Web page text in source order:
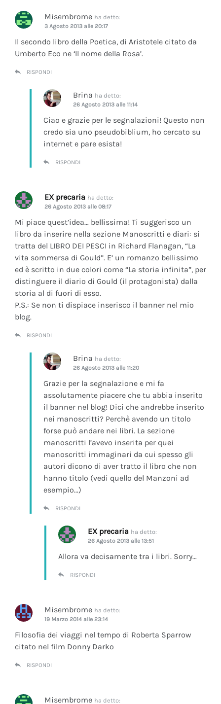
Misembrome ha detto:
3 Agosto 2013 alle 20:17
Il secondo libro della Poetica, di Aristotele citato da
Umberto Eco ne ‘Il nome della Rosa’.
RISPONDI
Brina ha detto:
26 Agosto 2013 alle 11:14
Ciao e grazie per le segnalazioni! Questo non
credo sia uno pseudobiblium, ho cercato su
internet e pare esista!
RISPONDI
EX precaria ha detto:
26 Agosto 2013 alle 08:17
Mi piace quest’idea… bellissima! Ti suggerisco un
libro da inserire nella sezione Manoscritti e diari: si
tratta del LIBRO DEI PESCI in Richard Flanagan, “La
vita sommersa di Gould”. E’ un romanzo bellissimo
ed è scritto in due colori come “La storia infinita”, per
distinguere il diario di Gould (il protagonista) dalla
storia al di fuori di esso.
P.S.: Se non ti dispiace inserisco il banner nel mio
blog.
RISPONDI
Brina ha detto:
26 Agosto 2013 alle 11:20
Grazie per la segnalazione e mi fa
assolutamente piacere che tu abbia inserito
il banner nel blog! Dici che andrebbe inserito
nei manoscritti? Perchè avendo un titolo
forse può andare nei libri. La sezione
manoscritti l’avevo inserita per quei
manoscritti immaginari da cui spesso gli
autori dicono di aver tratto il libro che non
hanno titolo (vedi quello del Manzoni ad
esempio…)
RISPONDI
EX precaria ha detto:
26 Agosto 2013 alle 13:51
Allora va decisamente tra i libri. Sorry…
RISPONDI
Misembrome ha detto:
19 Marzo 2014 alle 23:14
Filosofia dei viaggi nel tempo di Roberta Sparrow
citato nel film Donny Darko
RISPONDI
Misembrome ha detto: